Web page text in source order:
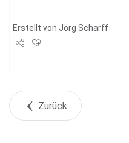
Erstellt von Jörg Scharff
+1Zurück